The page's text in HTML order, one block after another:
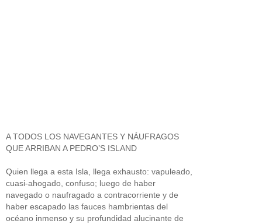
A TODOS LOS NAVEGANTES Y NÁUFRAGOS
QUE ARRIBAN A PEDRO’S ISLAND
Quien llega a esta Isla, llega exhausto: vapuleado,
cuasi-ahogado, confuso; luego de haber
navegado o naufragado a contracorriente y de
haber escapado las fauces hambrientas del
océano inmenso y su profundidad alucinante de